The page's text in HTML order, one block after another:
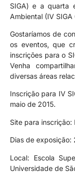
SIGA) e a quarta
Ambiental (IV SIGA
Gostaríamos de
os eventos, que
inscrições para o
Venha
diversas áreas
Inscrição para IV
maio de 2015.
Site para inscrição:
Dias de
Local: Escola
Universidade de